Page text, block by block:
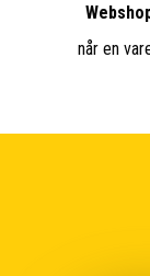
når en